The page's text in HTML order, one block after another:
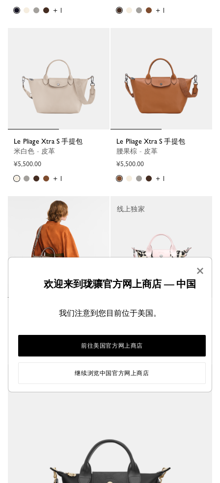
+ 1
+ 1
Le Pliage Xtra S 手提包
米白色 - 皮革
¥5,500.00
+ 1
Le Pliage Xtra S 手提包
腰果棕 - 皮革
¥5,500.00
+ 1
Le Pliage Xtra S 手提包
可定制
¥3,000.00
线上独家
×
欢迎来到珑骧官方网上商店 — 中国
我们注意到您目前位于美国。
前往美国官方网上商店
继续浏览中国官方网上商店